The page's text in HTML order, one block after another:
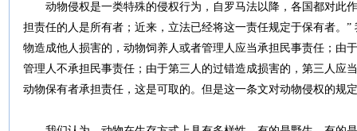
动物侵权是一类特殊的侵权行为，自罗马法以降，各国都对此
担责任的人是所有者；近来，立法已经将这一责任规定于保有者。
物造成他人损害的，动物饲养人或者管理人应当承担民事责任；由
管理人不承担民事责任；由于第三人的过错造成损害的，第三人应
动物保有者承担责任，这是可取的。但是这一条文对动物侵权的规